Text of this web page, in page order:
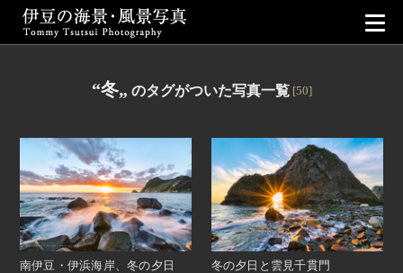
伊豆の海景・風景写真｜Tommy
“冬„ のタグがついた写真一覧[50]
南伊豆・伊浜海岸、冬の夕日
冬の夕日と雲見千貫門